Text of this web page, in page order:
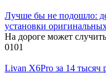
Лучше бы не подошло:
установки
На дороге может
0101
Livan X6Pro за 14 тысяч